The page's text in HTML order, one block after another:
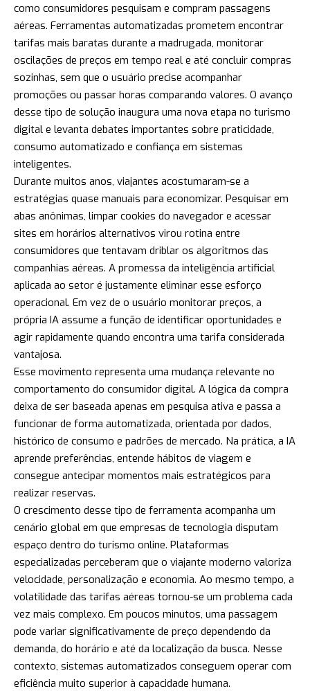
como consumidores pesquisam e compram passagens
aéreas. Ferramentas automatizadas prometem encontrar
tarifas mais baratas durante a madrugada, monitorar
oscilações de preços em tempo real e até concluir compras
sozinhas, sem que o usuário precise acompanhar
promoções ou passar horas comparando valores. O avanço
desse tipo de solução inaugura uma nova etapa no turismo
digital e levanta debates importantes sobre praticidade,
consumo automatizado e confiança em sistemas
inteligentes.
Durante muitos anos, viajantes acostumaram-se a
estratégias quase manuais para economizar. Pesquisar em
abas anônimas, limpar cookies do navegador e acessar
sites em horários alternativos virou rotina entre
consumidores que tentavam driblar os algoritmos das
companhias aéreas. A promessa da inteligência artificial
aplicada ao setor é justamente eliminar esse esforço
operacional. Em vez de o usuário monitorar preços, a
própria IA assume a função de identificar oportunidades e
agir rapidamente quando encontra uma tarifa considerada
vantajosa.
Esse movimento representa uma mudança relevante no
comportamento do consumidor digital. A lógica da compra
deixa de ser baseada apenas em pesquisa ativa e passa a
funcionar de forma automatizada, orientada por dados,
histórico de consumo e padrões de mercado. Na prática, a IA
aprende preferências, entende hábitos de viagem e
consegue antecipar momentos mais estratégicos para
realizar reservas.
O crescimento desse tipo de ferramenta acompanha um
cenário global em que empresas de tecnologia disputam
espaço dentro do turismo online. Plataformas
especializadas perceberam que o viajante moderno valoriza
velocidade, personalização e economia. Ao mesmo tempo, a
volatilidade das tarifas aéreas tornou-se um problema cada
vez mais complexo. Em poucos minutos, uma passagem
pode variar significativamente de preço dependendo da
demanda, do horário e até da localização da busca. Nesse
contexto, sistemas automatizados conseguem operar com
eficiência muito superior à capacidade humana.